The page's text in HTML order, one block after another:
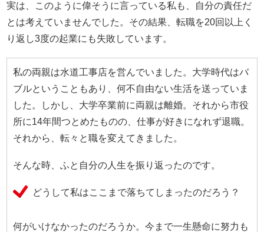
実は、このように偉そうに言っている私も、自分の責任だ
とは考えていませんでした。その結果、転職を20回以上く
り返し3度の起業にも失敗しています。
私の両親は水道工事店を営んでいました。大学時代はバ
ブルということもあり、何不自由ない生活を送っていま
した。しかし、大学卒業前に両親は離婚。それから市役
所に14年間つとめたものの、仕事が好きになれず退職。
それから、転々と職を変えてきました。
そんな時、ふと自分の人生を振り返ったのです。
どうして私はここまで落ちてしまったのだろう？
何がいけなかったのだろうか。今まで一生懸命に努力も